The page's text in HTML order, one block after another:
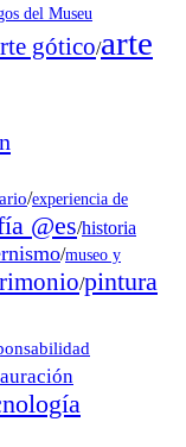
del Museu
gótico/arte
/experiencia de
@es/historia
/museo y
/pintura